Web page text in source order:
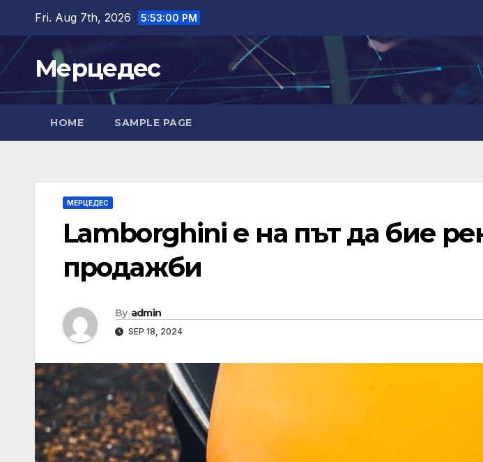
content
Fri. Aug 7th, 2026 5:53:01 PM
Мерцедес
HOME SAMPLE PAGE
МЕРЦЕДЕС
Lamborghini е на път да бие
продажби
By admin
SEP 18, 2024